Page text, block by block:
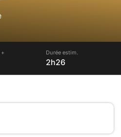
Durée estim.
2h26